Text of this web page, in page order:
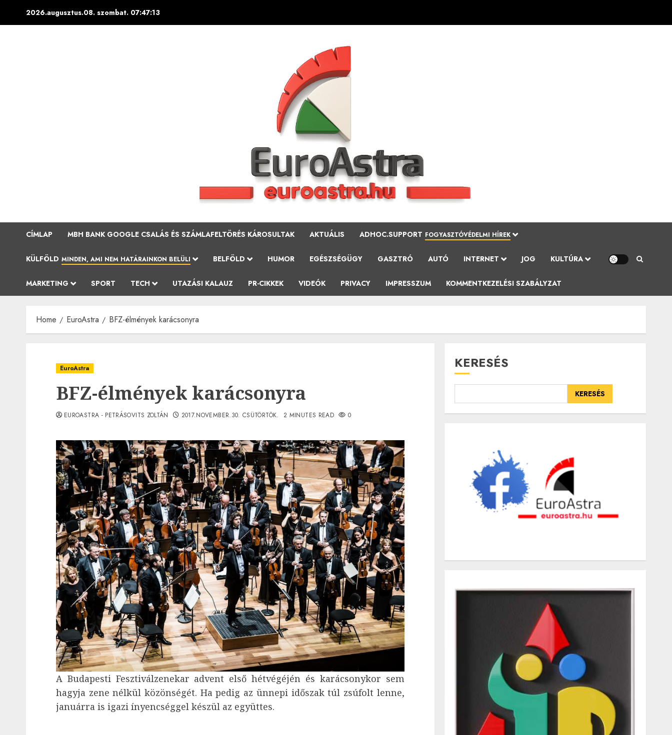
2026.augusztus.08. szombat. 07:47:14
CÍMLAP MBH BANK GOOGLE CSALÁS ÉS SZÁMLAFELTÖRÉS KÁROSULTAK AKTUÁLIS ADHOC.SUPPORT FOGYASZTÓVÉDELMI HÍREK
KÜLFÖLD MINDEN, AMI NEM HATÁRAINKON BELÜLI BELFÖLD HUMOR EGÉSZSÉGÜGY GASZTRÓ AUTÓ INTERNET JOG KULTÚRA
MARKETING SPORT TECH UTAZÁSI KALAUZ PR-CIKKEK VIDEÓK PRIVACY IMPRESSZUM KOMMENTKEZELÉSI SZABÁLYZAT
Home EuroAstra BFZ-élmények karácsonyra
EuroAstra
BFZ-élmények karácsonyra
EUROASTRA - PETRÁSOVITS ZOLTÁN 2017.NOVEMBER.30. CSÜTÖRTÖK. 2 MINUTES READ 0
A Budapesti Fesztiválzenekar advent első hétvégéjén és karácsonykor sem
hagyja zene nélkül közönségét. Ha pedig az ünnepi időszak túl zsúfolt lenne,
januárra is igazi ínyencséggel készül az együttes.
KERESÉS
KERESÉS